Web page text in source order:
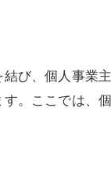
び、個人事業
。ここでは